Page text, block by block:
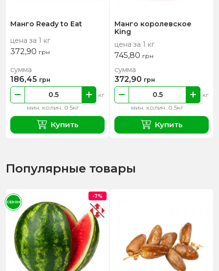
Манго Ready to Eat
цена за 1 кг
372,90 грн
мин. колич. 0.5кг
кг
сумма
186,45 грн
Купить
Манго королевское
King
цена за 1 кг
745,80 грн
мин. колич. 0.5кг
кг
сумма
372,90 грн
Купить
Популярные товары
-7%
СЕЗОН